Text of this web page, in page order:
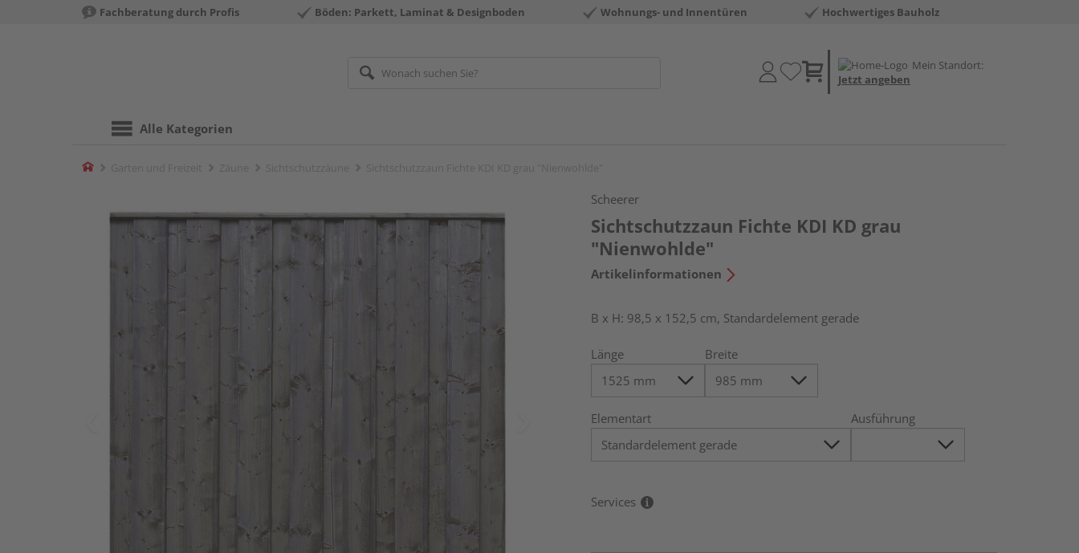
Fachberatung durch Profis Böden: Parkett, Laminat & Designboden Wohnungs- und Innentüren Hochwertiges Bauholz
Mein Standort:
Jetzt angeben
Alle Kategorien
Home
Scheerer
Sichtschutzzaun Fichte KDI KD grau
"Nienwohlde"
Artikelinformationen
B x H: 98,5 x 152,5 cm, Standardelement gerade
Länge Breite
Elementart Ausführung
Services